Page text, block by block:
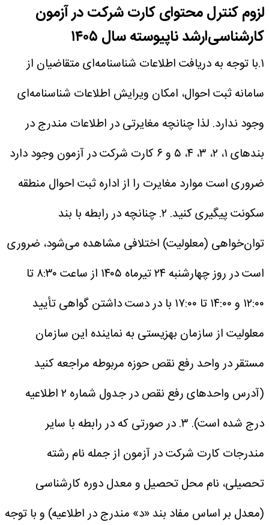
لزوم کنترل محتوای کارت شرکت در آزمون‌
کارشناسی‌ارشد ناپیوسته‌ سال‌ ۱۴۰۵
۱.با توجه به دریافت اطلاعات شناسنامه‌ای متقاضیان از
سامانه ثبت احوال، امکان ویرایش اطلاعات شناسنامه‌ای
وجود ندارد. لذا چنانچه مغایرتی در اطلاعات مندرج در
بندهای ۱، ۲، ۳، ۴، ۵ و ۶ کارت شرکت در آزمون وجود دارد
ضروری است موارد مغایرت را از اداره ثبت احوال منطقه
سکونت پیگیری کنید. ۲. چنانچه‌ در رابطه با بند
توان‌خواهی (معلولیت) اختلافی مشاهده می‌شود، ضروری
است در روز چهارشنبه ۲۴ تیرماه ۱۴۰۵ از ساعت ۸:۳۰ تا
۱۲:۰۰ و ۱۴:۰۰ تا ۱۷:۰۰ با در دست داشتن گواهی تأیید
معلولیت از سازمان بهزیستی به نماینده این سازمان
مستقر در واحد رفع نقص حوزه مربوطه مراجعه کنید
(آدرس واحدهای رفع نقص در جدول شماره ۲ اطلاعیه
درج شده است). ۳. در صورتی که‌ در رابطه‌ با سایر
مندرجات‌ کارت شرکت در آزمون از جمله نام رشته
تحصیلی، نام محل تحصیل و معدل دوره کارشناسی
(معدل بر اساس مفاد بند «د‍» مندرج در اطلاعیه) و با توجه‌